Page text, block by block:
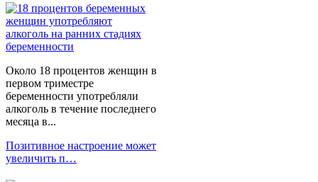
Около 18 процентов женщин в
первом триместре
беременности употребляли
алкоголь в течение последнего
месяца в...
Позитивное настроение может
увеличить п…